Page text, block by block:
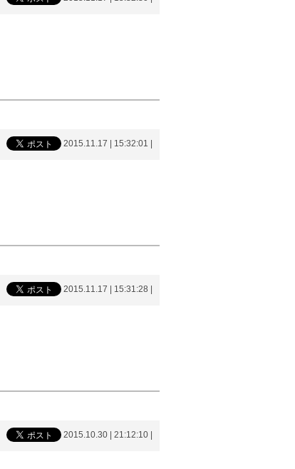
2015.11.17 | 15:32:01
2015.11.17 | 15:31:28
2015.10.30 | 21:12:10